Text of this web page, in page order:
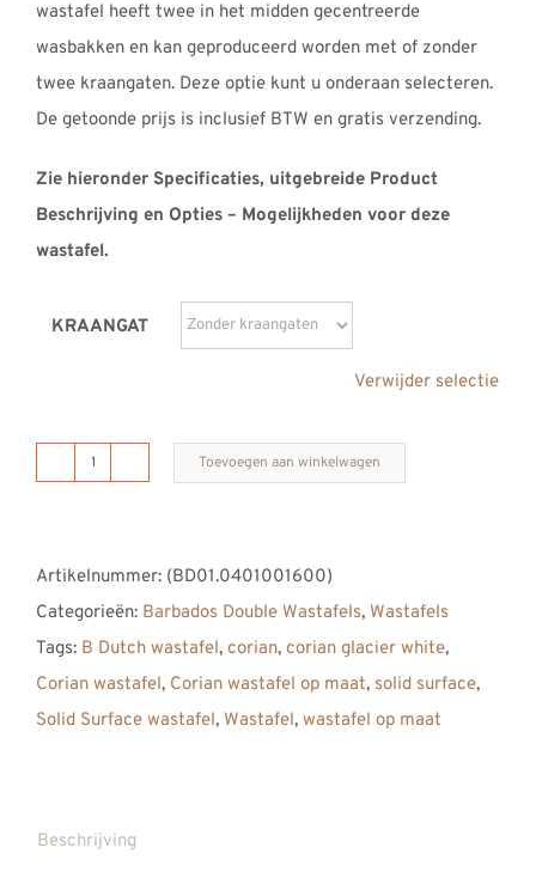
wastafel heeft twee in het midden gecentreerde
wasbakken en kan geproduceerd worden met of zonder
twee kraangaten. Deze optie kunt u onderaan selecteren.
De getoonde prijs is inclusief BTW en gratis verzending.
Zie hieronder Specificaties, uitgebreide Product
Beschrijving en Opties – Mogelijkheden voor deze
wastafel.
KRAANGAT
Verwijder selectie
B
Double
Solid
Surface
Corian
Wastafel
Toevoegen aan winkelwagen
Artikelnummer: (BD01.0401001600)
Categorieën: Barbados Double Wastafels, Wastafels
Tags: B Dutch wastafel, corian, corian glacier white,
Corian wastafel, Corian wastafel op maat, solid surface,
Solid Surface wastafel, Wastafel, wastafel op maat
Beschrijving